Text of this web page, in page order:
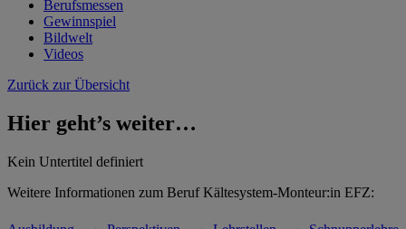
Berufsmessen
Gewinnspiel
Bildwelt
Videos
Zurück zur Übersicht
Hier geht’s weiter…
Kein Untertitel definiert
Weitere Informationen zum Beruf Kältesystem-Monteur:in EFZ: